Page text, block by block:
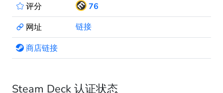
评分
76
网址
链接
商店链接
Steam Deck 认证状态